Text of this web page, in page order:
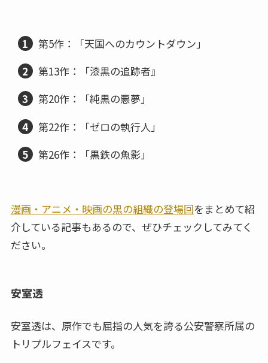
第5作：「天国へのカウントダウン」
第13作：「漆黒の追跡者』
第20作：「純黒の悪夢」
第22作：「ゼロの執行人」
第26作：「黒鉄の魚影」
漫画・アニメ・映画の黒の組織の登場回をまとめて紹
介している記事もあるので、ぜひチェックしてみてく
ださい。
安室透
安室透は、原作でも屈指の人気を誇る公安警察所属の
トリプルフェイスです。